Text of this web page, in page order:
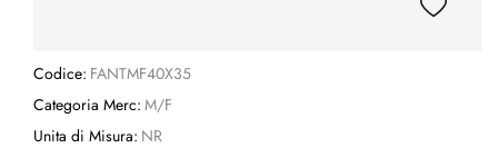
Codice: FANTMF40X35
Categoria Merc: M/F
Unita di Misura: NR